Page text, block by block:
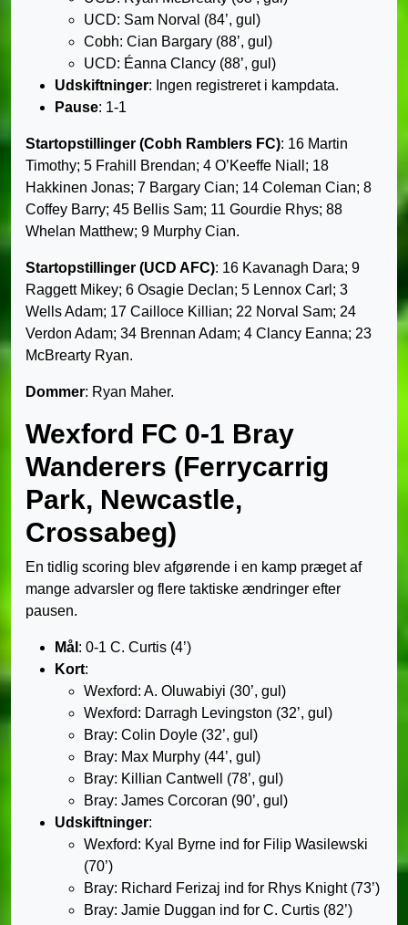
UCD: Sam Norval (84’, gul)
Cobh: Cian Bargary (88’, gul)
UCD: Éanna Clancy (88’, gul)
Udskiftninger: Ingen registreret i kampdata.
Pause: 1-1
Startopstillinger (Cobh Ramblers FC): 16 Martin
Timothy; 5 Frahill Brendan; 4 O’Keeffe Niall; 18
Hakkinen Jonas; 7 Bargary Cian; 14 Coleman Cian; 8
Coffey Barry; 45 Bellis Sam; 11 Gourdie Rhys; 88
Whelan Matthew; 9 Murphy Cian.
Startopstillinger (UCD AFC): 16 Kavanagh Dara; 9
Raggett Mikey; 6 Osagie Declan; 5 Lennox Carl; 3
Wells Adam; 17 Cailloce Killian; 22 Norval Sam; 24
Verdon Adam; 34 Brennan Adam; 4 Clancy Eanna; 23
McBrearty Ryan.
Dommer: Ryan Maher.
Wexford FC 0-1 Bray
Wanderers (Ferrycarrig
Park, Newcastle,
Crossabeg)
En tidlig scoring blev afgørende i en kamp præget af
mange advarsler og flere taktiske ændringer efter
pausen.
Mål : 0-1 C. Curtis (4’)
Kort:
Wexford: A. Oluwabiyi (30’, gul)
Wexford: Darragh Levingston (32’, gul)
Bray: Colin Doyle (32’, gul)
Bray: Max Murphy (44’, gul)
Bray: Killian Cantwell (78’, gul)
Bray: James Corcoran (90’, gul)
Udskiftninger:
Wexford: Kyal Byrne ind for Filip Wasilewski
(70’)
Bray: Richard Ferizaj ind for Rhys Knight (73’)
Bray: Jamie Duggan ind for C. Curtis (82’)